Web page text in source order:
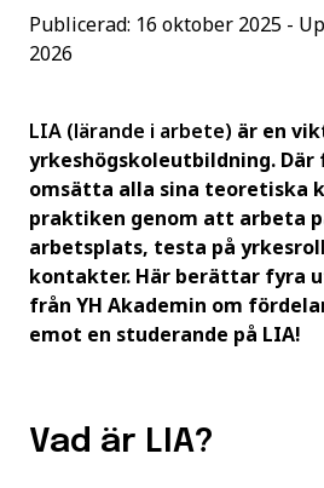
Publicerad: 16 oktober 2025 -
2026
LIA (lärande i arbete) är en
yrkeshögskoleutbildning. Där
omsätta alla sina teoretiska
praktiken genom att arbeta
arbetsplats, testa på
kontakter. Här berättar fyra
från YH Akademin om
emot en studerande på LIA!
Vad är LIA?